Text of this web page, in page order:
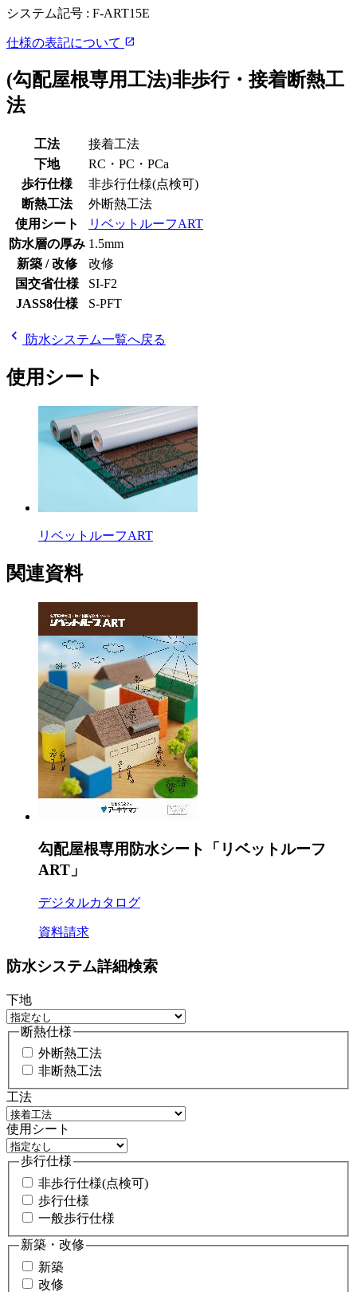
システム記号 : F-ART15E
仕様の表記について open_in_new
(勾配屋根専用工法)非歩行・接着断熱工
法
工法
接着工法
下地
RC・PC・PCa
歩行仕様
非歩行仕様(点検可)
断熱工法
外断熱工法
使用シート
リベットルーフART
防水層の厚み 1.5mm
新築 / 改修
改修
国交省仕様
SI-F2
JASS8仕様
S-PFT
chevron_left 防水システム一覧へ戻る
使用シート
リベットルーフART
関連資料
勾配屋根専用防水シート「リベットルーフ
ART」
デジタルカタログ
資料請求
防水システム詳細検索
下地
断熱仕様
外断熱工法
非断熱工法
工法
使用シート
歩行仕様
非歩行仕様(点検可)
歩行仕様
一般歩行仕様
新築・改修
新築
改修